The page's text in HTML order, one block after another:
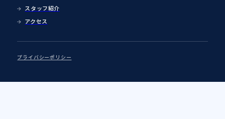
スタッフ紹介
アクセス
プライバシーポリシー